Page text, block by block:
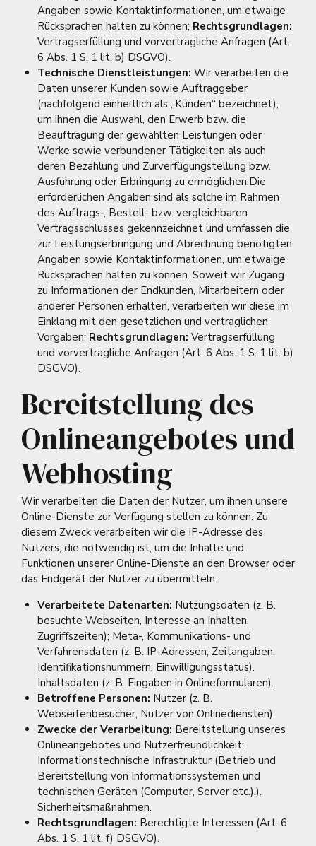
Angaben sowie Kontaktinformationen, um etwaige
Rücksprachen halten zu können; Rechtsgrundlagen:
Vertragserfüllung und vorvertragliche Anfragen (Art.
6 Abs. 1 S. 1 lit. b) DSGVO).
Technische Dienstleistungen: Wir verarbeiten die
Daten unserer Kunden sowie Auftraggeber
(nachfolgend einheitlich als „Kunden“ bezeichnet),
um ihnen die Auswahl, den Erwerb bzw. die
Beauftragung der gewählten Leistungen oder
Werke sowie verbundener Tätigkeiten als auch
deren Bezahlung und Zurverfügungstellung bzw.
Ausführung oder Erbringung zu ermöglichen.Die
erforderlichen Angaben sind als solche im Rahmen
des Auftrags-, Bestell- bzw. vergleichbaren
Vertragsschlusses gekennzeichnet und umfassen die
zur Leistungserbringung und Abrechnung benötigten
Angaben sowie Kontaktinformationen, um etwaige
Rücksprachen halten zu können. Soweit wir Zugang
zu Informationen der Endkunden, Mitarbeitern oder
anderer Personen erhalten, verarbeiten wir diese im
Einklang mit den gesetzlichen und vertraglichen
Vorgaben; Rechtsgrundlagen: Vertragserfüllung
und vorvertragliche Anfragen (Art. 6 Abs. 1 S. 1 lit. b)
DSGVO).
Bereitstellung des
Onlineangebotes und
Webhosting
Wir verarbeiten die Daten der Nutzer, um ihnen unsere
Online-Dienste zur Verfügung stellen zu können. Zu
diesem Zweck verarbeiten wir die IP-Adresse des
Nutzers, die notwendig ist, um die Inhalte und
Funktionen unserer Online-Dienste an den Browser oder
das Endgerät der Nutzer zu übermitteln.
Verarbeitete Datenarten: Nutzungsdaten (z. B.
besuchte Webseiten, Interesse an Inhalten,
Zugriffszeiten); Meta-, Kommunikations- und
Verfahrensdaten (z. B. IP-Adressen, Zeitangaben,
Identifikationsnummern, Einwilligungsstatus).
Inhaltsdaten (z. B. Eingaben in Onlineformularen).
Betroffene Personen: Nutzer (z. B.
Webseitenbesucher, Nutzer von Onlinediensten).
Zwecke der Verarbeitung: Bereitstellung unseres
Onlineangebotes und Nutzerfreundlichkeit;
Informationstechnische Infrastruktur (Betrieb und
Bereitstellung von Informationssystemen und
technischen Geräten (Computer, Server etc.).).
Sicherheitsmaßnahmen.
Rechtsgrundlagen: Berechtigte Interessen (Art. 6
Abs. 1 S. 1 lit. f) DSGVO).